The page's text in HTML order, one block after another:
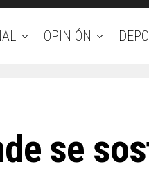
OPINIÓN
se